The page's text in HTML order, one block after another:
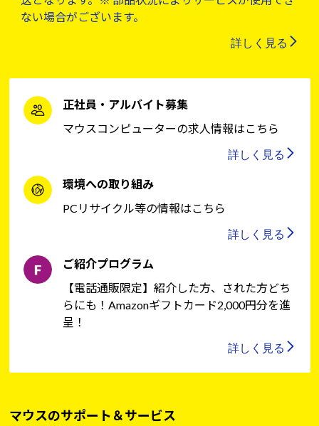
ない場合がございます。
詳しく見る
正社員・アルバイト募集
マウスコンピューターの求人情報はこちら
詳しく見る
環境への取り組み
PCリサイクル等の情報はこちら
詳しく見る
ご紹介プログラム
【電話通販限定】紹介した方、された方どち
らにも！Amazonギフトカード2,000円分を進
呈！
詳しく見る
マウスのサポート＆サービス